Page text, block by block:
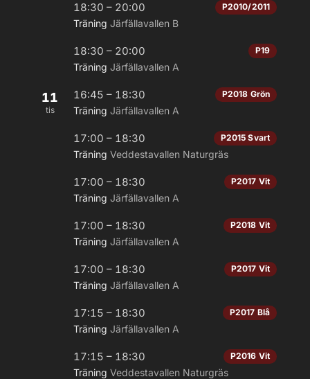
18:30 – 20:00 P2010/2011
Träning Järfällavallen B
18:30 – 20:00 P19
Träning Järfällavallen A
11
tis
16:45 – 18:30 P2018 Grön
Träning Järfällavallen A
17:00 – 18:30 P2015 Svart
Träning Veddestavallen Naturgräs
17:00 – 18:30 P2017 Vit
Träning Järfällavallen A
17:00 – 18:30 P2018 Vit
Träning Järfällavallen A
17:00 – 18:30 P2017 Vit
Träning Järfällavallen A
17:15 – 18:30 P2017 Blå
Träning Järfällavallen A
17:15 – 18:30 P2016 Vit
Träning Veddestavallen Naturgräs